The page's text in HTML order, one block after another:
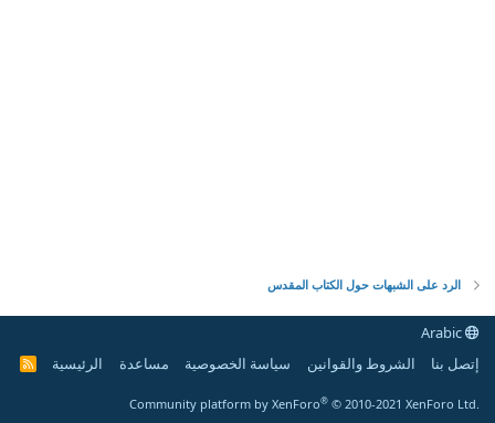
الرد على الشبهات حول الكتاب المقدس
إتصل بنا
الشروط والقوانين سياسة الخصوصية مساعدة الرئيسية
R
Community platform by XenForo® © 2010-2021 XenForo Ltd.